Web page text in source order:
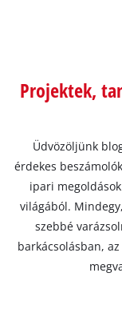
Projektek,
Üdvözöljünk
érdekes
ipari
világából.
szebbé
barkácsolásban,